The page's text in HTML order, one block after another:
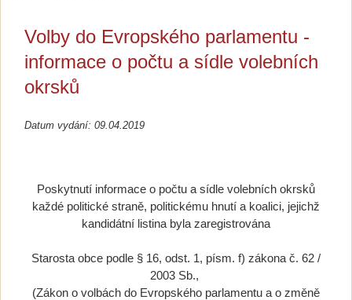
Volby do Evropského parlamentu -
informace o počtu a sídle volebních
okrsků
Datum vydání: 09.04.2019
Poskytnutí informace o počtu a sídle volebních okrsků
každé politické straně, politickému hnutí a koalici, jejichž
kandidátní listina byla zaregistrována
Starosta obce podle § 16, odst. 1, písm. f) zákona č. 62 /
2003 Sb.,
(Zákon o volbách do Evropského parlamentu a o změně